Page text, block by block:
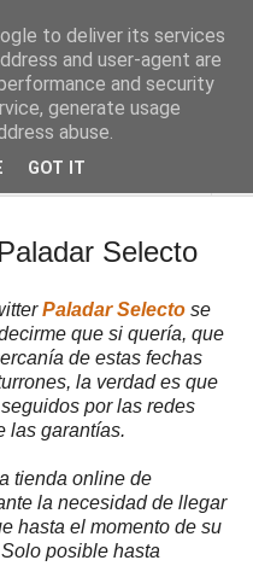
día de la Gastronomía
Selecto
Paladar Selecto se
que si quería, que
de estas fechas
la verdad es que
por las redes
las garantías.
tienda online de
la necesidad de llegar
hasta el momento de su
posible hasta
to deliver its services
and user-agent are
and security
generate usage
abuse.
GOT IT